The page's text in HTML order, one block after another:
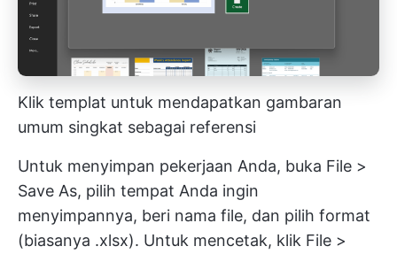
Klik templat untuk mendapatkan gambaran
umum singkat sebagai referensi
Untuk menyimpan pekerjaan Anda, buka File >
Save As, pilih tempat Anda ingin
menyimpannya, beri nama file, dan pilih format
(biasanya .xlsx). Untuk mencetak, klik File >